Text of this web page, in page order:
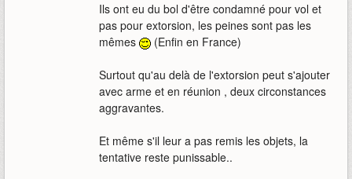
Ils ont eu du bol d'être condamné pour vol et
pas pour extorsion, les peines sont pas les
mêmes
(Enfin en France)
Surtout qu'au delà de l'extorsion peut s'ajouter
avec arme et en réunion , deux circonstances
aggravantes.
Et même s'il leur a pas remis les objets, la
tentative reste punissable..